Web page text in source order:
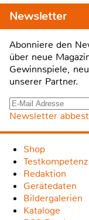
Newsletter
Abonniere den
über neue
Gewinnspiele,
unserer Partner.
Newsletter
Shop
Testkompetenz
Redaktion
Gerätedaten
Bildergalerien
Kataloge